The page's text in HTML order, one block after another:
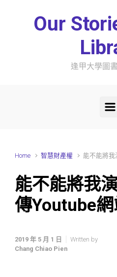
Our
逢甲大學圖
Home 智慧財產權 能不能將我
能不能將我
傳Youtube網
2019 年 5 月 1 日
Written by
Chang Chiao Pien